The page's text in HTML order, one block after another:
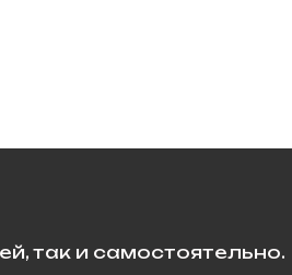
так и самостоятельно.